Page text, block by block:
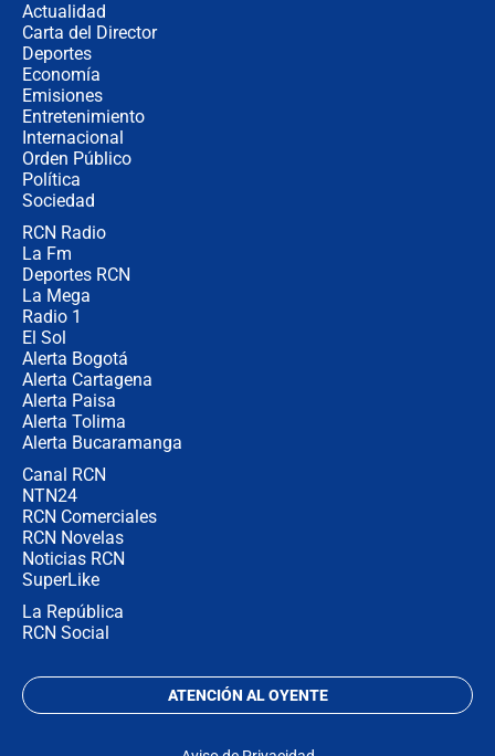
Actualidad
Carta del Director
Deportes
Economía
Emisiones
Entretenimiento
Internacional
Orden Público
Política
Sociedad
RCN Radio
La Fm
Deportes RCN
La Mega
Radio 1
El Sol
Alerta Bogotá
Alerta Cartagena
Alerta Paisa
Alerta Tolima
Alerta Bucaramanga
Canal RCN
NTN24
RCN Comerciales
RCN Novelas
Noticias RCN
SuperLike
La República
RCN Social
ATENCIÓN AL OYENTE